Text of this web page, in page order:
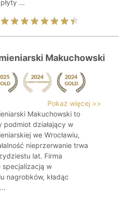
...
Makuchowski
Pokaż więcej >>
Makuchowski to
podmiot działający w
we Wrocławiu,
nieprzerwanie trwa
lat. Firma
specjalizacją w
nagrobków, kładąc